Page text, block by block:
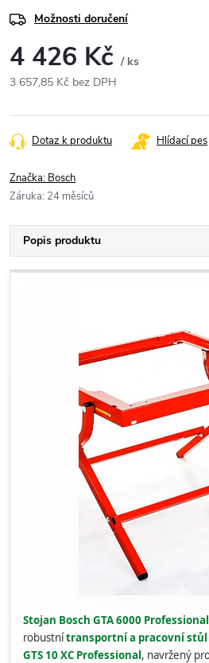
Možnosti doručení
4 426 Kč / ks
3 657,85 Kč bez DPH
cena:
Dotaz k produktu Hlídací pes
Značka: Bosch
Záruka: 24 měsíců
Popis produktu
Stojan Bosch GTA 6000
robustnítransportní a pracovní stůl
GTS 10 XC Professional, navržený